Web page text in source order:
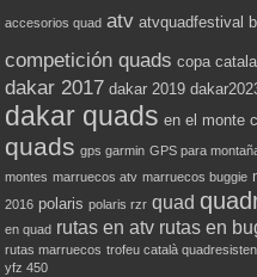
accesorios quad atv atvquadfestival
competición quads copa
dakar 2017 dakar 2019
dakar quads en el monte
quads gps garmin GPS para
montes marruecos atv marruecos buggie
2016 polaris polaris rzr quad
en quad rutas en atv rutas en
rutas marruecos trofeu català
yfz 450